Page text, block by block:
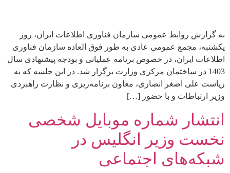
به گزارش روابط عمومی سازمان فناوری اطلاعات ایران، روز
یکشنبه، مجمع عمومی عادی به طور فوق العاده سازمان فناوری
اطلاعات ایران، در خصوص برنامه عملیاتی و بودجه پیشنهادی سال
1403 در ساختمان مرکزی وزارت برگزار شد. در این جلسه که به
ریاست علی اصغر انصاری، معاون برنامه‌ریزی و نظارت راهبردی
وزیر ارتباطات و با حضور […]
انتشار شماره موبایل شخصی
نخست وزیر انگلیس در
شبکه‌های اجتماعی